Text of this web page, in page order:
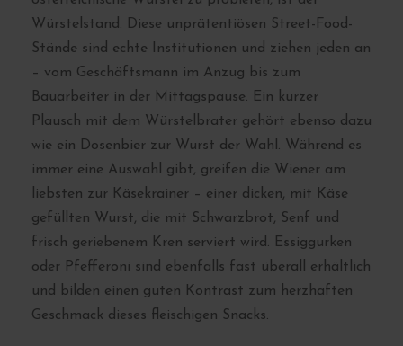
Würstelstand. Diese unprätentiösen Street-Food-
Stände sind echte Institutionen und ziehen jeden an
– vom Geschäftsmann im Anzug bis zum
Bauarbeiter in der Mittagspause. Ein kurzer
Plausch mit dem Würstelbrater gehört ebenso dazu
wie ein Dosenbier zur Wurst der Wahl. Während es
immer eine Auswahl gibt, greifen die Wiener am
liebsten zur Käsekrainer – einer dicken, mit Käse
gefüllten Wurst, die mit Schwarzbrot, Senf und
frisch geriebenem Kren serviert wird. Essiggurken
oder Pfefferoni sind ebenfalls fast überall erhältlich
und bilden einen guten Kontrast zum herzhaften
Geschmack dieses fleischigen Snacks.